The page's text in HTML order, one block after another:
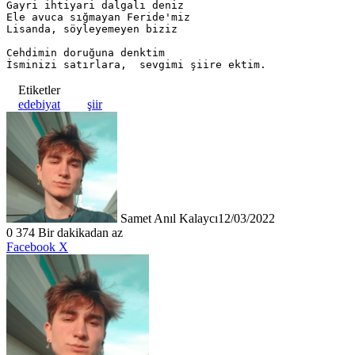
Gayri ihtiyari dalgalı deniz
Ele avuca sığmayan Feride'miz
Lisanda, söyleyemeyen biziz
Cehdimin doruğuna denktim
İsminizi satırlara,  sevgimi şiire ektim.
Etiketler
edebiyat
şiir
Samet Anıl Kalaycı12/03/2022
0 374 Bir dakikadan az
Facebook X
Posta
ile
paylaş